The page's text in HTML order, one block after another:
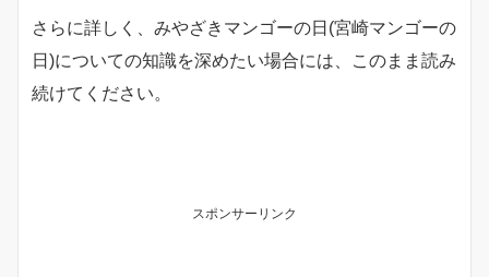
さらに詳しく、みやざきマンゴーの日(宮崎マンゴーの
日)についての知識を深めたい場合には、このまま読み
続けてください。
スポンサーリンク